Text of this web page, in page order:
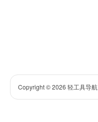
Copyright © 2026 轻工具导航